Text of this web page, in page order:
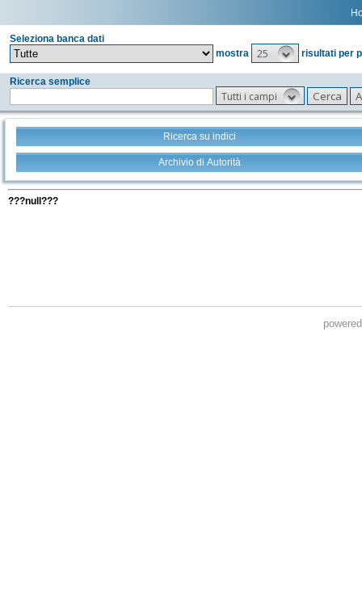
Seleziona banca dati
mostra
25 risultati per
Ricerca semplice
Tutti i campi
Ricerca su indici
Archivio di Autorità
???null???